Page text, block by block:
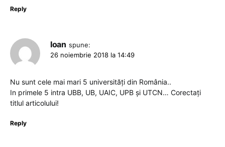
Reply
Ioan spune:
26 noiembrie 2018 la 14:49
Nu sunt cele mai mari 5 universități din România..
In primele 5 intra UBB, UB, UAIC, UPB și UTCN… Corectați
titlul articolului!
Reply